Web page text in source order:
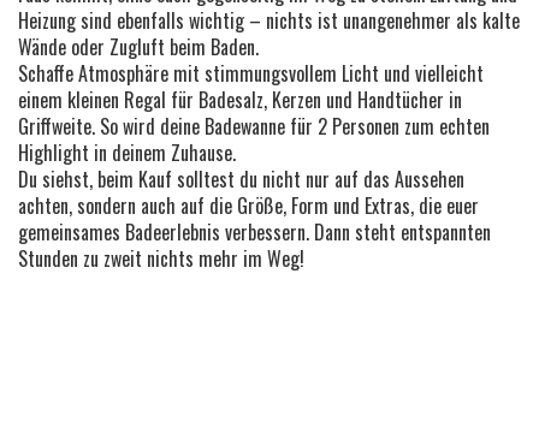
Heizung sind ebenfalls wichtig – nichts ist unangenehmer als kalte
Wände oder Zugluft beim Baden.
Schaffe Atmosphäre mit stimmungsvollem Licht und vielleicht
einem kleinen Regal für Badesalz, Kerzen und Handtücher in
Griffweite. So wird deine Badewanne für 2 Personen zum echten
Highlight in deinem Zuhause.
Du siehst, beim Kauf solltest du nicht nur auf das Aussehen
achten, sondern auch auf die Größe, Form und Extras, die euer
gemeinsames Badeerlebnis verbessern. Dann steht entspannten
Stunden zu zweit nichts mehr im Weg!